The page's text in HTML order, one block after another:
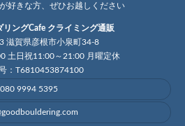
好きな方、ぜひお越しください
リングCafe クライミング通販
滋賀県彦根市小泉町34-8
土日祝11:00～21:00 月曜定休
：T6810453874100
080 9994 5395